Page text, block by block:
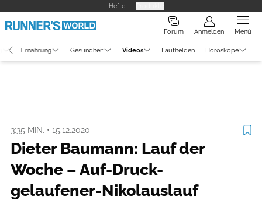
Hefte
Forum Anmelden Menü
Ernährung Gesundheit Videos Laufhelden Horoskope
3:35 MIN. • 15.12.2020
Dieter Baumann: Lauf der
Woche – Auf-Druck-
gelaufener-Nikolauslauf